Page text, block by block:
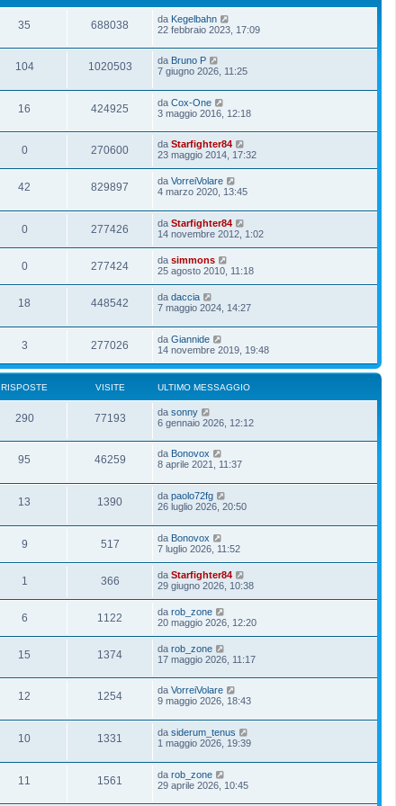
35 688038 da Kegelbahn
22 febbraio 2023, 17:09
104 1020503 da Bruno P
7 giugno 2026, 11:25
16 424925 da Cox-One
3 maggio 2016, 12:18
0 270600 da Starfighter84
23 maggio 2014, 17:32
42 829897 da VorreiVolare
4 marzo 2020, 13:45
0 277426 da Starfighter84
14 novembre 2012, 1:02
0 277424 da simmons
25 agosto 2010, 11:18
18 448542 da daccia
7 maggio 2024, 14:27
3 277026 da Giannide
14 novembre 2019, 19:48
RISPOSTE VISITE ULTIMO MESSAGGIO
290 77193 da sonny
6 gennaio 2026, 12:12
95 46259 da Bonovox
8 aprile 2021, 11:37
13 1390 da paolo72fg
26 luglio 2026, 20:50
9 517 da Bonovox
7 luglio 2026, 11:52
1 366 da Starfighter84
29 giugno 2026, 10:38
6 1122 da rob_zone
20 maggio 2026, 12:20
15 1374 da rob_zone
17 maggio 2026, 11:17
12 1254 da VorreiVolare
9 maggio 2026, 18:43
10 1331 da siderum_tenus
1 maggio 2026, 19:39
11 1561 da rob_zone
29 aprile 2026, 10:45